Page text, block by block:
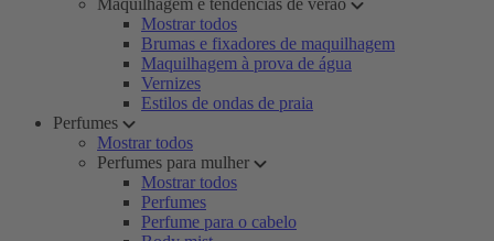
Maquilhagem e tendências de verão
Mostrar todos
Brumas e fixadores de maquilhagem
Maquilhagem à prova de água
Vernizes
Estilos de ondas de praia
Perfumes
Mostrar todos
Perfumes para mulher
Mostrar todos
Perfumes
Perfume para o cabelo